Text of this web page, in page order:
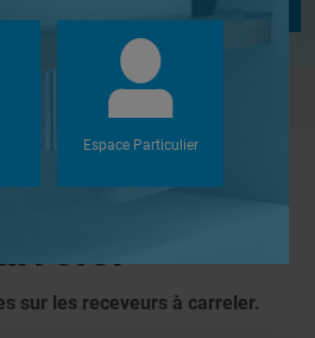
à carreler
à
sur les receveurs à carreler.
Espace Particulier